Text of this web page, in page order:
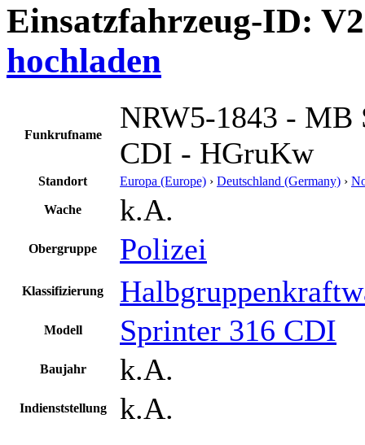
Einsatzfahrzeug-ID:
hochladen
Funkrufname
NRW5-1843 - MB
CDI - HGruKw
Standort Europa (Europe) › Deutschland (Germany) ›
Wache k.A.
Obergruppe Polizei
Klassifizierung
Modell Sprinter 316 CDI
Baujahr k.A.
Indienststellung
k.A.